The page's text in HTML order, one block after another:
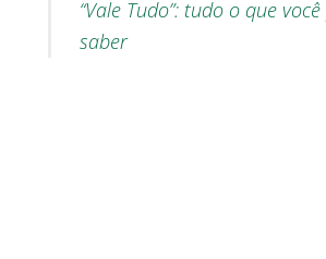
“Vale Tudo”: tudo o que
saber